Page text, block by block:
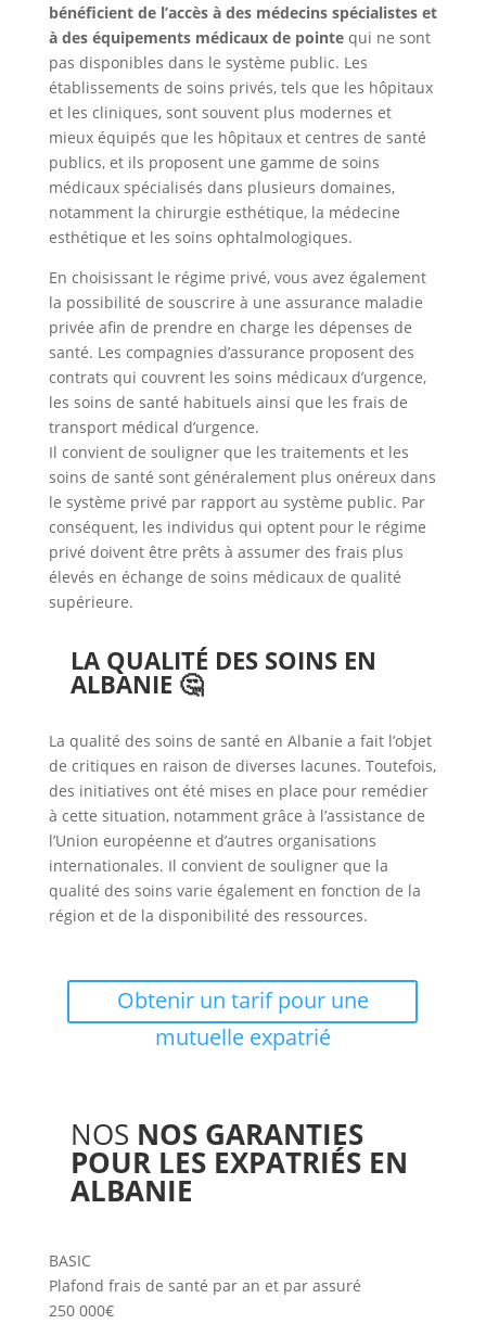
bénéficient de l’accès à des médecins spécialistes et
à des équipements médicaux de pointequi ne sont
pas disponibles dans le système public. Les
établissements de soins privés, tels que les hôpitaux
et les cliniques, sont souvent plus modernes et
mieux équipés que les hôpitaux et centres de santé
publics, et ils proposent une gamme de soins
médicaux spécialisés dans plusieurs domaines,
notamment la chirurgie esthétique, la médecine
esthétique et les soins ophtalmologiques.
En choisissant le régime privé, vous avez également
la possibilité de souscrire à une assurance maladie
privée afin de prendre en charge les dépenses de
santé. Les compagnies d’assurance proposent des
contrats qui couvrent les soins médicaux d’urgence,
les soins de santé habituels ainsi que les frais de
transport médical d’urgence.
Il convient de souligner que les traitements et les
soins de santé sont généralement plus onéreux dans
le système privé par rapport au système public. Par
conséquent, les individus qui optent pour le régime
privé doivent être prêts à assumer des frais plus
élevés en échange de soins médicaux de qualité
supérieure.
LA QUALITÉ DES SOINS EN
ALBANIE 🤔
La qualité des soins de santé en Albanie a fait l’objet
de critiques en raison de diverses lacunes. Toutefois,
des initiatives ont été mises en place pour remédier
à cette situation, notamment grâce à l’assistance de
l’Union européenne et d’autres organisations
internationales. Il convient de souligner que la
qualité des soins varie également en fonction de la
région et de la disponibilité des ressources.
Obtenir un tarif pour une
mutuelle expatrié
NOS NOS GARANTIES
POUR LES EXPATRIÉS EN
ALBANIE
BASIC
Plafond frais de santé par an et par assuré
250 000€